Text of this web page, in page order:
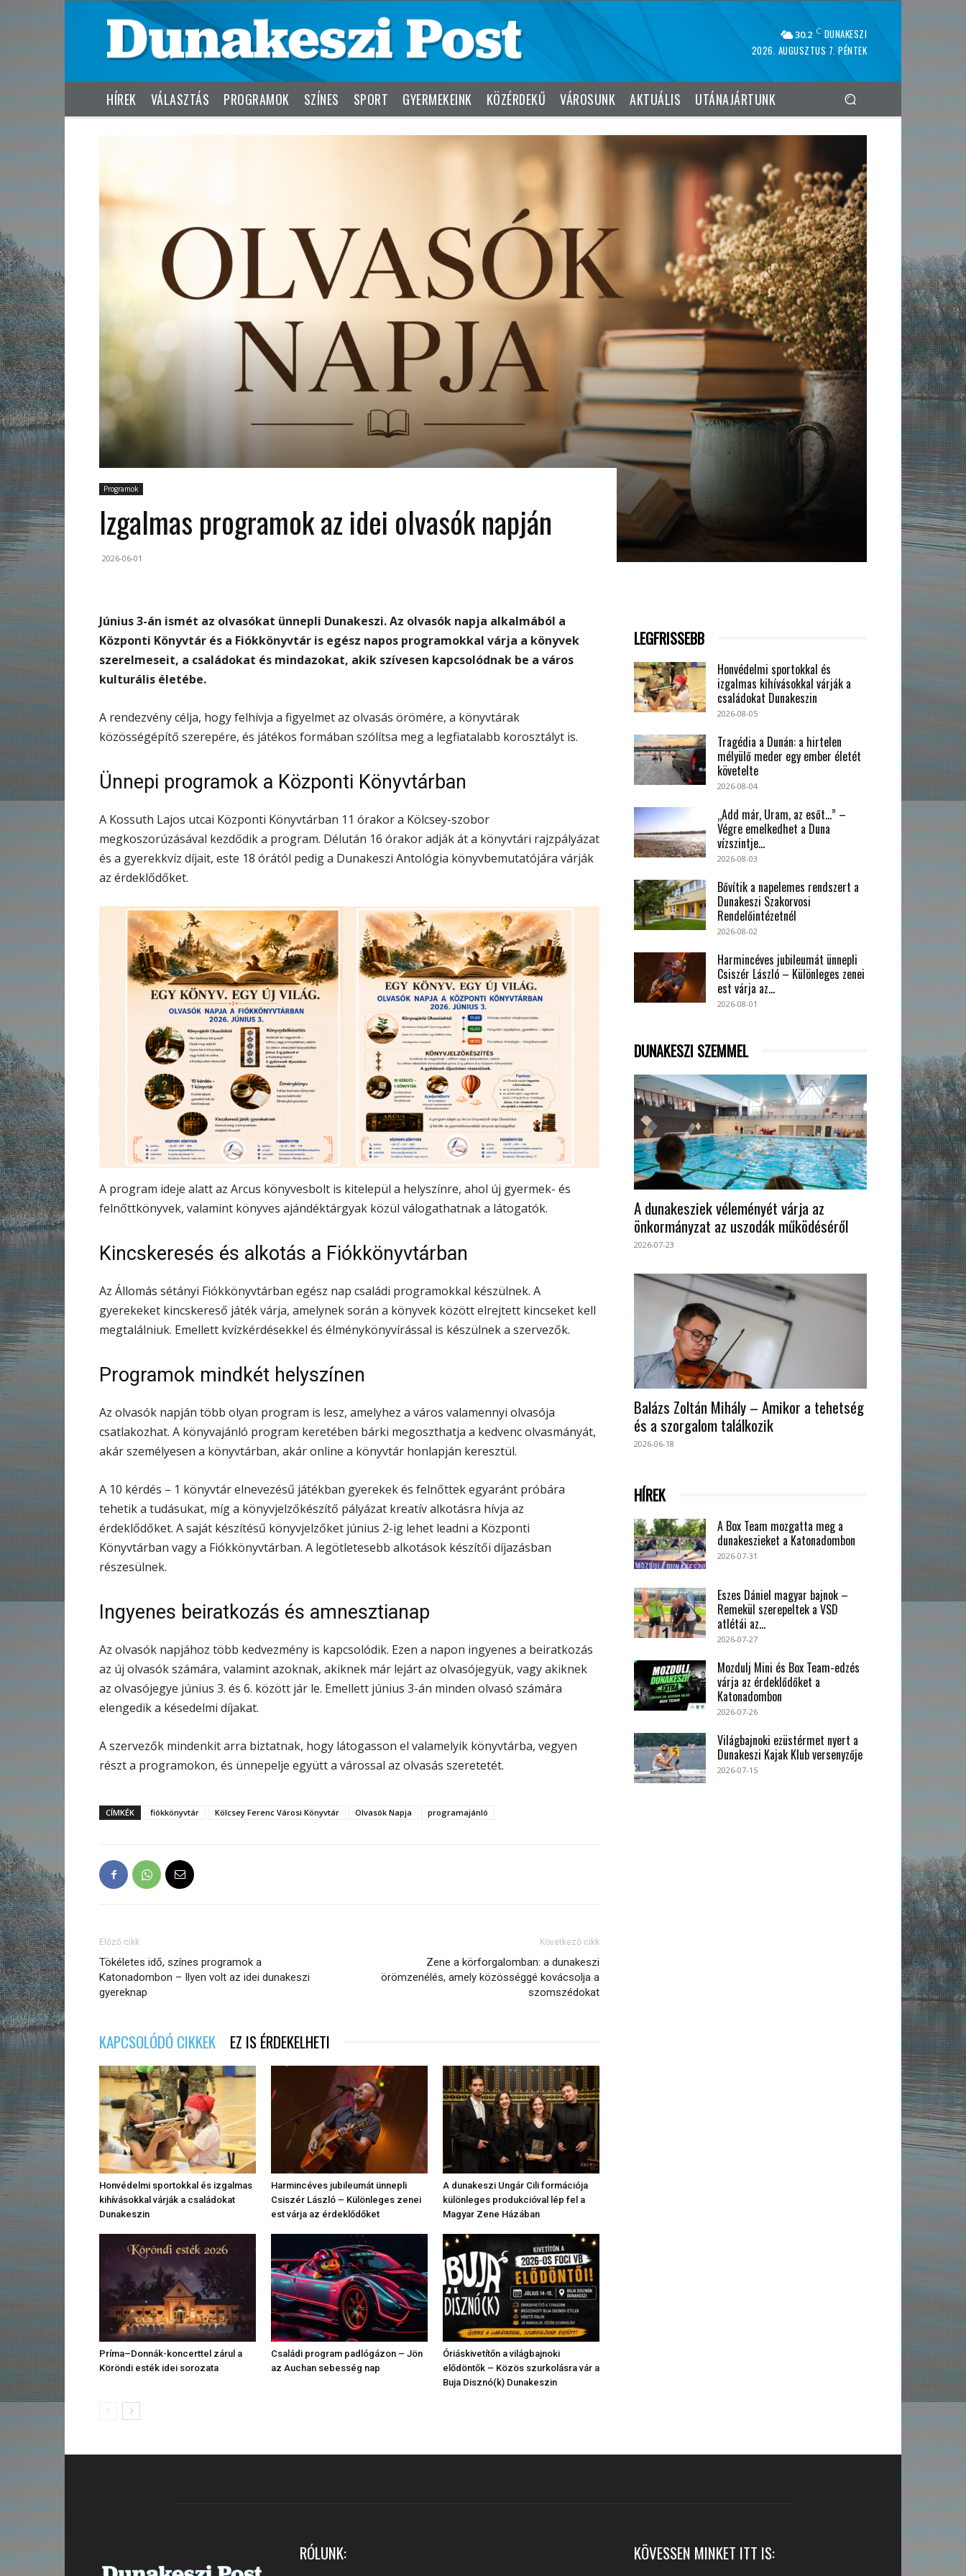
30.2 C DUNAKESZI
2026. AUGUSZTUS 7. PÉNTEK
HÍREK VÁLASZTÁS PROGRAMOK SZÍNES SPORT GYERMEKEINK KÖZÉRDEKŰ VÁROSUNK AKTUÁLIS UTÁNAJÁRTUNK
Programok
Izgalmas programok az idei olvasók napján
2026-06-01
Június 3-án ismét az olvasókat ünnepli Dunakeszi. Az olvasók napja alkalmából a
Központi Könyvtár és a Fiókkönyvtár is egész napos programokkal várja a könyvek
szerelmeseit, a családokat és mindazokat, akik szívesen kapcsolódnak be a város
kulturális életébe.
A rendezvény célja, hogy felhívja a figyelmet az olvasás örömére, a könyvtárak
közösségépítő szerepére, és játékos formában szólítsa meg a legfiatalabb korosztályt is.
Ünnepi programok a Központi Könyvtárban
A Kossuth Lajos utcai Központi Könyvtárban 11 órakor a Kölcsey-szobor
megkoszorúzásával kezdődik a program. Délután 16 órakor adják át a könyvtári rajzpályázat
és a gyerekkvíz díjait, este 18 órától pedig a Dunakeszi Antológia könyvbemutatójára várják
az érdeklődőket.
A program ideje alatt az Arcus könyvesbolt is kitelepül a helyszínre, ahol új gyermek- és
felnőttkönyvek, valamint könyves ajándéktárgyak közül válogathatnak a látogatók.
Kincskeresés és alkotás a Fiókkönyvtárban
Az Állomás sétányi Fiókkönyvtárban egész nap családi programokkal készülnek. A
gyerekeket kincskereső játék várja, amelynek során a könyvek között elrejtett kincseket kell
megtalálniuk. Emellett kvízkérdésekkel és élménykönyvírással is készülnek a szervezők.
Programok mindkét helyszínen
Az olvasók napján több olyan program is lesz, amelyhez a város valamennyi olvasója
csatlakozhat. A könyvajánló program keretében bárki megoszthatja a kedvenc olvasmányát,
akár személyesen a könyvtárban, akár online a könyvtár honlapján keresztül.
A 10 kérdés – 1 könyvtár elnevezésű játékban gyerekek és felnőttek egyaránt próbára
tehetik a tudásukat, míg a könyvjelzőkészítő pályázat kreatív alkotásra hívja az
érdeklődőket. A saját készítésű könyvjelzőket június 2-ig lehet leadni a Központi
Könyvtárban vagy a Fiókkönyvtárban. A legötletesebb alkotások készítői díjazásban
részesülnek.
Ingyenes beiratkozás és amnesztianap
Az olvasók napjához több kedvezmény is kapcsolódik. Ezen a napon ingyenes a beiratkozás
az új olvasók számára, valamint azoknak, akiknek már lejárt az olvasójegyük, vagy akiknek
az olvasójegye június 3. és 6. között jár le. Emellett június 3-án minden olvasó számára
elengedik a késedelmi díjakat.
A szervezők mindenkit arra biztatnak, hogy látogasson el valamelyik könyvtárba, vegyen
részt a programokon, és ünnepelje együtt a várossal az olvasás szeretetét.
CÍMKÉK fiókkönyvtár Kölcsey Ferenc Városi Könyvtár Olvasók Napja programajánló
Előző cikk
Tökéletes idő, színes programok a
Katonadombon – Ilyen volt az idei dunakeszi
gyereknap
Következő cikk
Zene a körforgalomban: a dunakeszi
örömzenélés, amely közösséggé kovácsolja a
szomszédokat
KAPCSOLÓDÓ CIKKEK EZ IS ÉRDEKELHETI
Honvédelmi sportokkal és izgalmas
kihívásokkal várják a családokat
Dunakeszin
Harmincéves jubileumát ünnepli
Csiszér László – Különleges zenei
est várja az érdeklődőket
A dunakeszi Ungár Cili formációja
különleges produkcióval lép fel a
Magyar Zene Házában
Príma–Donnák-koncerttel zárul a
Köröndi esték idei sorozata
Családi program padlógázon – Jön
az Auchan sebesség nap
Óriáskivetítőn a világbajnoki
elődöntők – Közös szurkolásra vár a
Buja Disznó(k) Dunakeszin
LEGFRISSEBB
Honvédelmi sportokkal és
izgalmas kihívásokkal várják a
családokat Dunakeszin
2026-08-05
Tragédia a Dunán: a hirtelen
mélyülő meder egy ember életét
követelte
2026-08-04
„Add már, Uram, az esőt…” –
Végre emelkedhet a Duna
vízszintje...
2026-08-03
Bővítik a napelemes rendszert a
Dunakeszi Szakorvosi
Rendelőintézetnél
2026-08-02
Harmincéves jubileumát ünnepli
Csiszér László – Különleges zenei
est várja az...
2026-08-01
DUNAKESZI SZEMMEL
A dunakesziek véleményét várja az
önkormányzat az uszodák működéséről
2026-07-23
Balázs Zoltán Mihály – Amikor a tehetség
és a szorgalom találkozik
2026-06-18
HÍREK
A Box Team mozgatta meg a
dunakeszieket a Katonadombon
2026-07-31
Eszes Dániel magyar bajnok –
Remekül szerepeltek a VSD
atlétái az...
2026-07-27
Mozdulj Mini és Box Team-edzés
várja az érdeklődőket a
Katonadombon
2026-07-26
Világbajnoki ezüstérmet nyert a
Dunakeszi Kajak Klub versenyzője
2026-07-15
RÓLUNK: KÖVESSEN MINKET ITT IS: